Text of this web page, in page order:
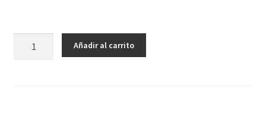
Añadir al carrito